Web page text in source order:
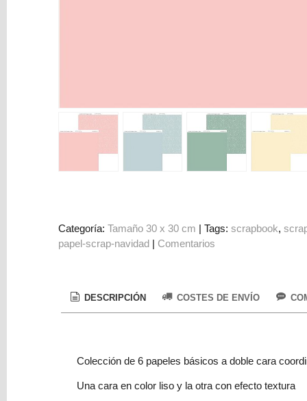
DIY
DECORACION
Carrito
Categoría:Tamaño 30 x 30 cm |Tags:scrapbook
papel-scrap-navidad | Comentarios
DESCRIPCIÓN COSTES DE ENVÍO
Colección de 6 papeles básicos a doble cara
Una cara en color liso y la otra con efecto textura